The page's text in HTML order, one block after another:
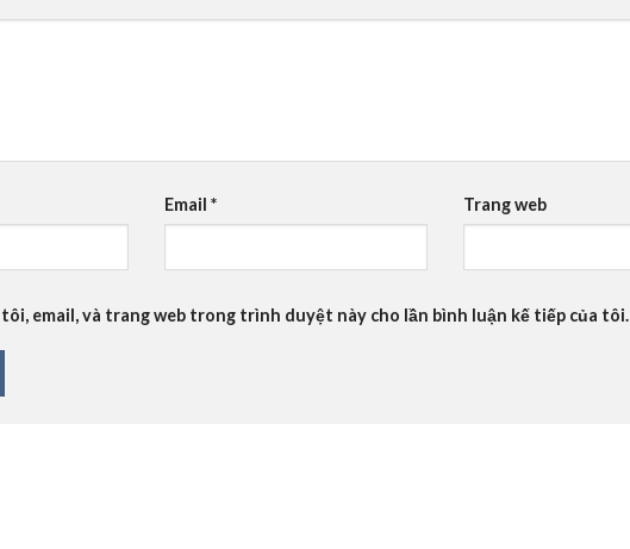
Email * Trang web
email, và trang web trong trình duyệt này cho lần bình luận kế tiếp của tôi.